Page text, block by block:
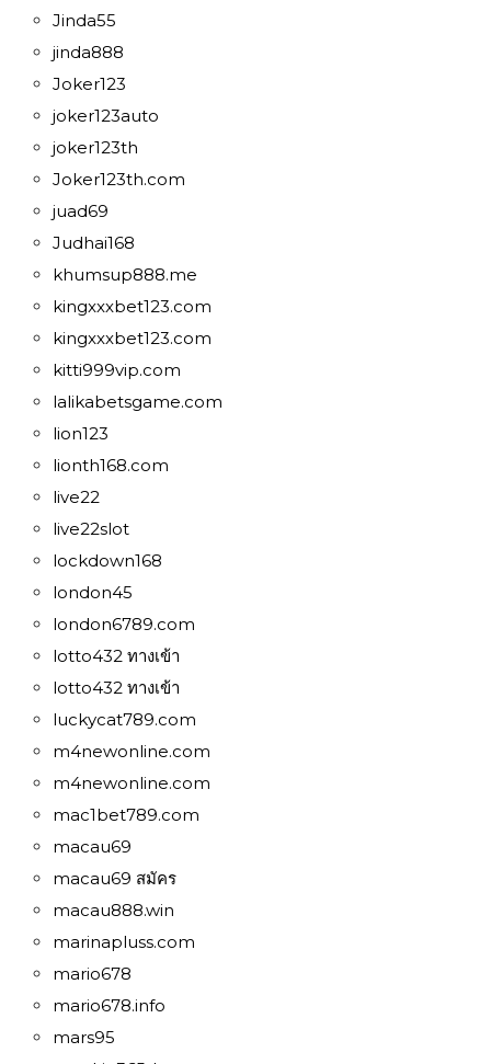
Jinda55
jinda888
Joker123
joker123auto
joker123th
Joker123th.com
juad69
Judhai168
khumsup888.me
kingxxxbet123.com
kingxxxbet123.com
kitti999vip.com
lalikabetsgame.com
lion123
lionth168.com
live22
live22slot
lockdown168
london45
london6789.com
lotto432 ทางเข้า
lotto432 ทางเข้า
luckycat789.com
m4newonline.com
m4newonline.com
mac1bet789.com
macau69
macau69 สมัคร
macau888.win
marinapluss.com
mario678
mario678.info
mars95